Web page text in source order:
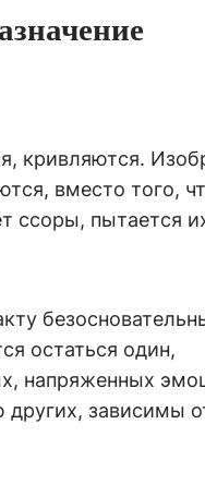
кривляются.
вместо того,
ссоры, пытается
остаться один,
напряженных
зависимы